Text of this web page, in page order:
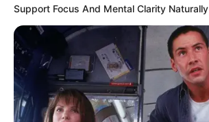
Support Focus And Mental Clarity Naturally